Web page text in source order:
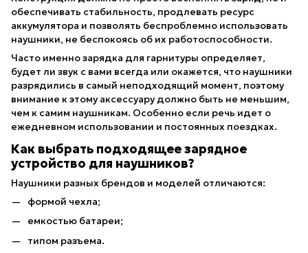
обеспечивать стабильность, продлевать ресурс
аккумулятора и позволять беспроблемно использовать
наушники, не беспокоясь об их работоспособности.
Часто именно зарядка для гарнитуры определяет,
будет ли звук с вами всегда или окажется, что наушники
разрядились в самый неподходящий момент, поэтому
внимание к этому аксессуару должно быть не меньшим,
чем к самим наушникам. Особенно если речь идет о
ежедневном использовании и постоянных поездках.
Как выбрать подходящее зарядное
устройство для наушников?
Наушники разных брендов и моделей отличаются:
формой чехла;
емкостью батареи;
типом разъема.